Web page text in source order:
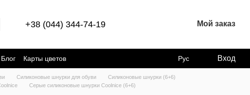
+38 (044) 344-74-19 Мой заказ
Блог Карты цветов Рус Вход
Силиконовые шнурки для обуви
Силиконовые шнурки (6+6)
Серые силиконовые шнурки Coolnice (6+6)